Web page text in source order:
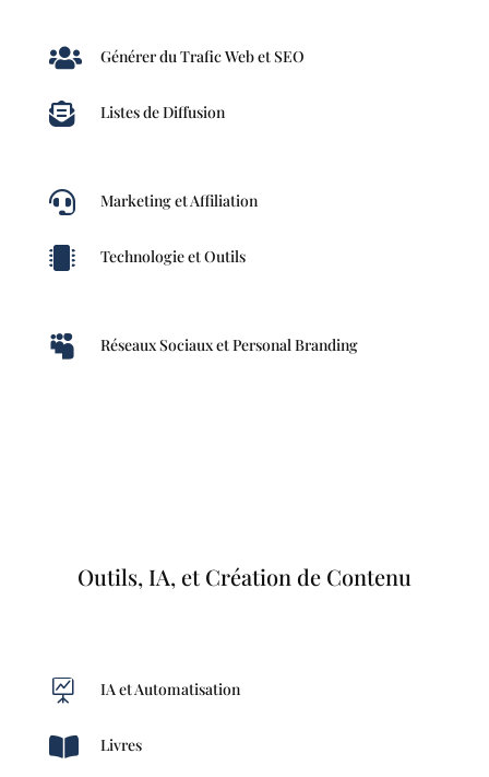
 Générer du Trafic Web et SEO
 Listes de Diffusion
 Marketing et Affiliation
 Technologie et Outils
 Réseaux Sociaux et Personal Branding
Outils, IA, et Création de Contenu
 IA et Automatisation
 Livres